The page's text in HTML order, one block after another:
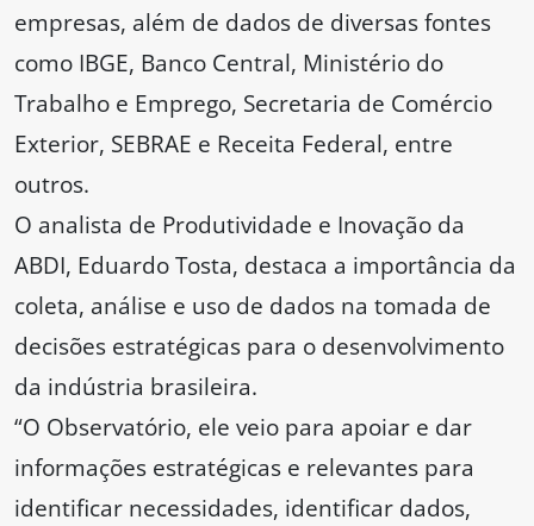
empresas, além de dados de diversas fontes
como IBGE, Banco Central, Ministério do
Trabalho e Emprego, Secretaria de Comércio
Exterior, SEBRAE e Receita Federal, entre
outros.
O analista de Produtividade e Inovação da
ABDI, Eduardo Tosta, destaca a importância da
coleta, análise e uso de dados na tomada de
decisões estratégicas para o desenvolvimento
da indústria brasileira.
“O Observatório, ele veio para apoiar e dar
informações estratégicas e relevantes para
identificar necessidades, identificar dados,